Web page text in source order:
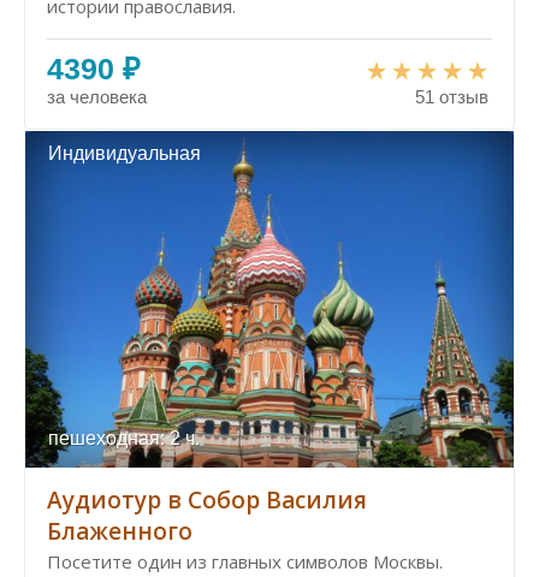
истории православия.
4390 ₽
за человека 51 отзыв
Индивидуальная
пешеходная: 2 ч.
Аудиотур в Собор Василия
Блаженного
Посетите один из главных символов Москвы.